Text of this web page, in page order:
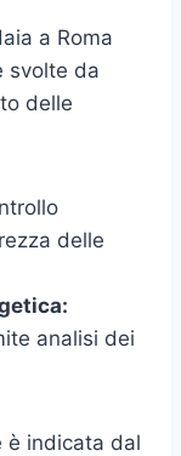
a Roma
svolte da
delle
delle
analisi dei
è indicata dal